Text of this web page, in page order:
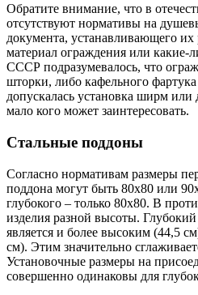
Обратите внимание, что в
отсутствуют нормативы на
документа, устанавливающего их
материал ограждения или какие-
СССР подразумевалось, что
шторки, либо кафельного
допускалась установка ширм или
мало кого может заинтересовать.
Стальные поддоны
Согласно нормативам размеры
поддона могут быть 80х80 или
глубокого – только 80х80. В
изделия разной высоты.
является и более высоким (44,5
см). Этим значительно
Установочные размеры на
совершенно одинаковы для